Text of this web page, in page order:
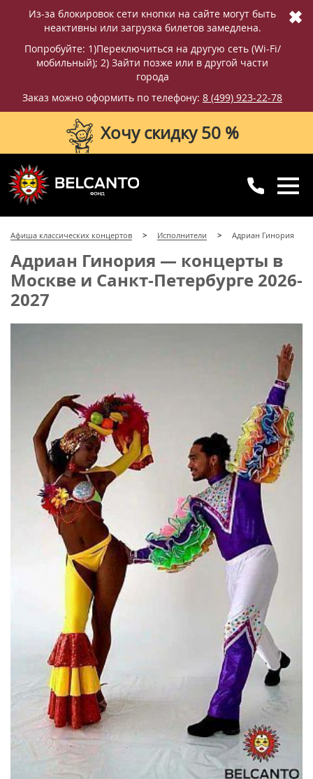
Из-за блокировок сети кнопки на сайте могут быть
неактивны или загрузка билетов замедлена.
Попробуйте: 1)Переключиться на другую сеть (Wi-Fi/
мобильный); 2) Зайти позже или в другой части
города
Заказ можно оформить по телефону: 8 (499) 923-22-78
✖
Хочу скидку 50 %
8 (499) 923-22-78
8 (800) 770-09-71
для регионов
Афиша классических концертов Исполнители Адриан Гинория
Адриан Гинория — концерты в
Москве и Санкт-Петербурге 2026-
2027